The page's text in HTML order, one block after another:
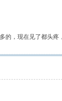
，现在见了都头